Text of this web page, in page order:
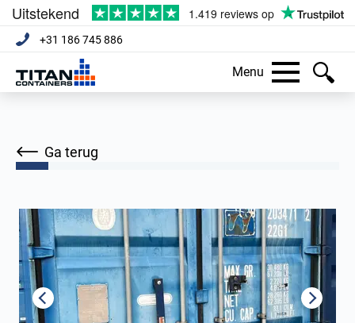
+31 186 745 886
Menu
Ga terug